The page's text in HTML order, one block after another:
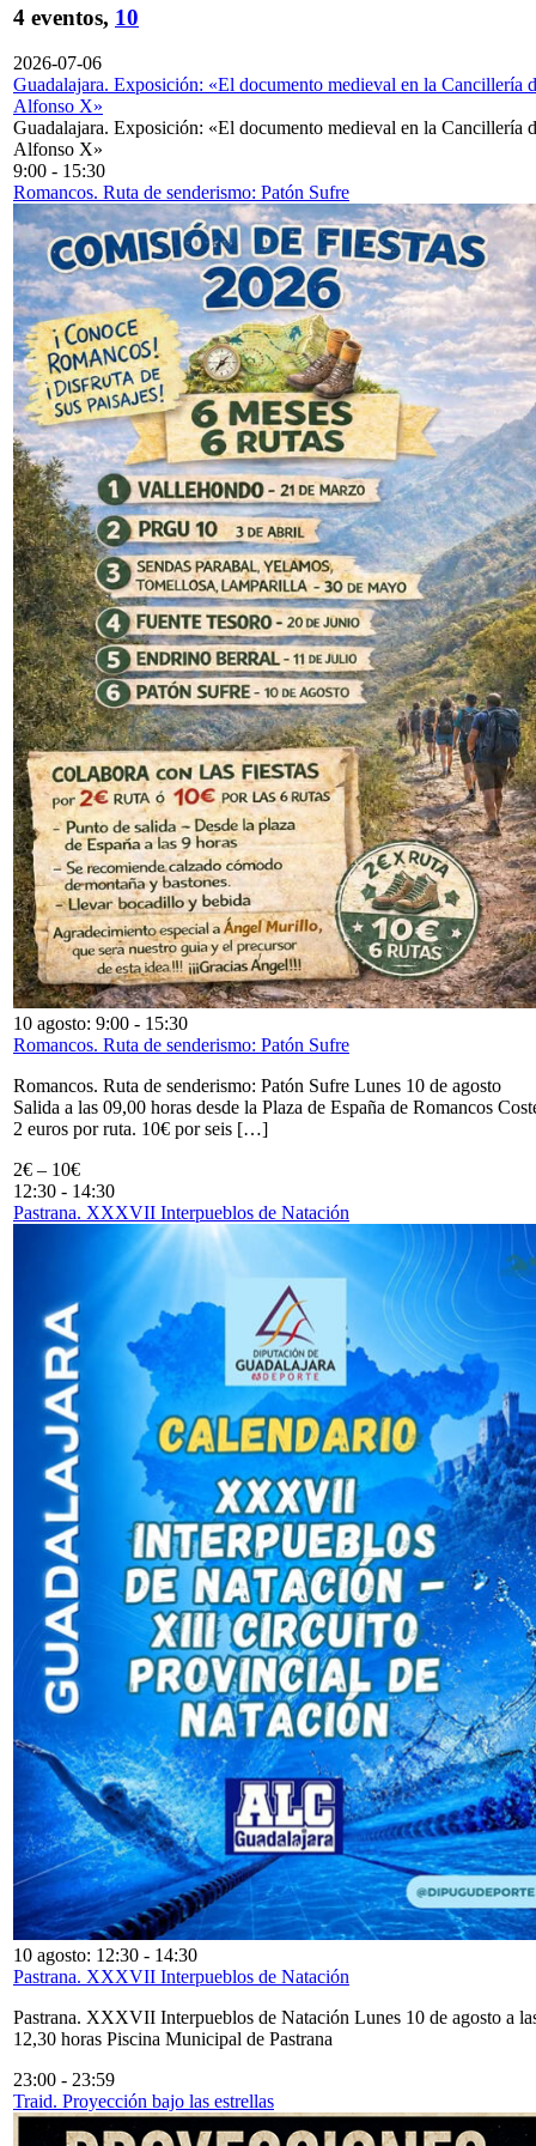
4 eventos, 10
2026-07-06
Guadalajara. Exposición: «El documento medieval en la Cancillería
Alfonso X»
Guadalajara. Exposición: «El documento medieval en la Cancillería
Alfonso X»
9:00 - 15:30
Romancos. Ruta de senderismo: Patón Sufre
10 agosto: 9:00 - 15:30
Romancos. Ruta de senderismo: Patón Sufre
Romancos. Ruta de senderismo: Patón Sufre Lunes 10 de agosto
Salida a las 09,00 horas desde la Plaza de España de Romancos
2 euros por ruta. 10€ por seis […]
2€ – 10€
12:30 - 14:30
Pastrana. XXXVII Interpueblos de Natación
10 agosto: 12:30 - 14:30
Pastrana. XXXVII Interpueblos de Natación
Pastrana. XXXVII Interpueblos de Natación Lunes 10 de agosto a
12,30 horas Piscina Municipal de Pastrana
23:00 - 23:59
Traid. Proyección bajo las estrellas